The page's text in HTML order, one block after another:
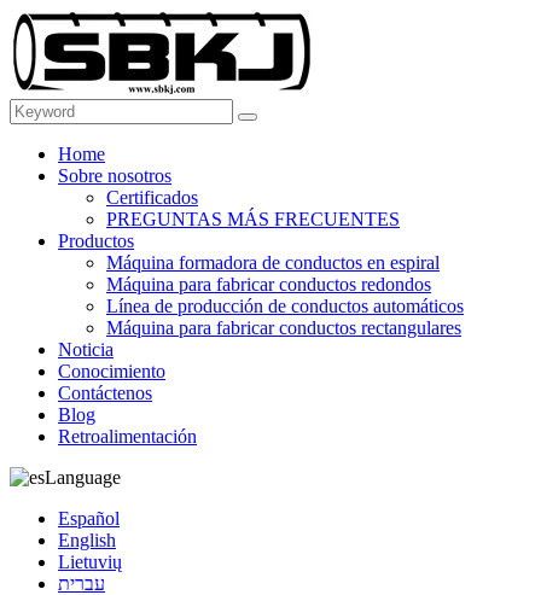
Home
Sobre nosotros
Certificados
PREGUNTAS MÁS FRECUENTES
Productos
Máquina formadora de conductos en espiral
Máquina para fabricar conductos redondos
Línea de producción de conductos automáticos
Máquina para fabricar conductos rectangulares
Noticia
Conocimiento
Contáctenos
Blog
Retroalimentación
Language
Español
English
Lietuvių
עברית